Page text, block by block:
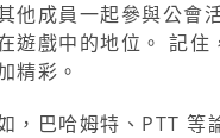
他成員一起參與公會
遊戲中的地位。 記住
精彩。
，巴哈姆特、PTT 等